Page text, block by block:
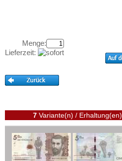
St. Kitts
St. Pierre & Miquelon
Trinidad und Tobago
Uruguay
USA
Aufbewahrung
Informationen
Preislisten
Ankauf
Menge:
Lieferzeit:
7 Variante(n) / Erhaltung(en)